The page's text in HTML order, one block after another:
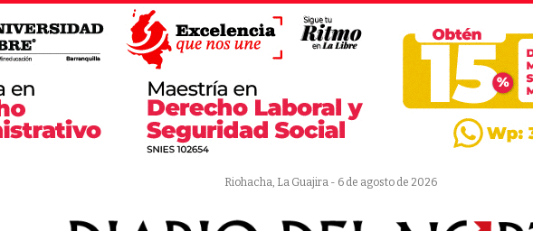
Riohacha, La Guajira - 6 de agosto de 2026